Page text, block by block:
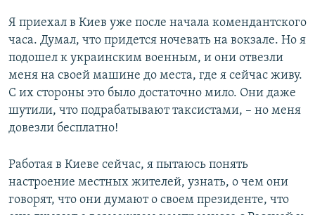
Я приехал в Киев уже после начала комендантского
часа. Думал, что придется ночевать на вокзале. Но я
подошел к украинским военным, и они отвезли
меня на своей машине до места, где я сейчас живу.
С их стороны это было достаточно мило. Они даже
шутили, что подрабатывают таксистами, – но меня
довезли бесплатно!
Работая в Киеве сейчас, я пытаюсь понять
настроение местных жителей, узнать, о чем они
говорят, что они думают о своем президенте, что